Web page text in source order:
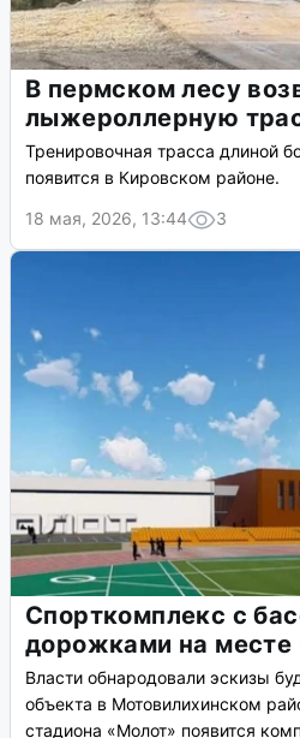
В пермском лесу
лыжероллерную
Тренировочная трасса длиной
появится в Кировском районе.
18 мая, 2026, 13:44
3
Спорткомплекс с
дорожками на месте
Власти обнародовали эскизы
объекта в Мотовилихинском
стадиона «Молот» появится